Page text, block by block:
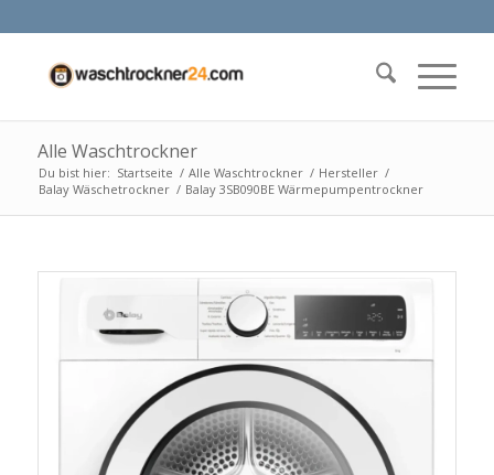
Alle Waschtrockner
Du bist hier: Startseite / Alle Waschtrockner / Hersteller /
Balay Wäschetrockner / Balay 3SB090BE Wärmepumpentrockner